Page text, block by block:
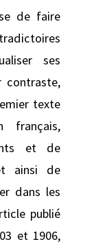
de faire
ses
contraste,
texte
français,
et de
ainsi de
dans les
publié
et 1906,